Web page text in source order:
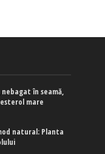
în seamă,
mare
natural: Planta